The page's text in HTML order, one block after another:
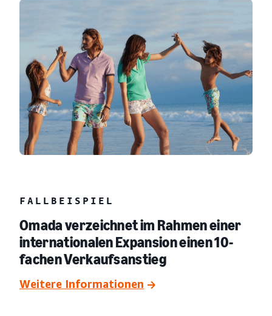
FALLBEISPIEL
Omada verzeichnet im Rahmen einer
internationalen Expansion einen 10-
fachen Verkaufsanstieg
Weitere Informationen